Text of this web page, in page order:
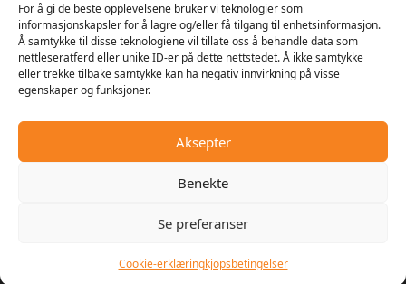
For å gi de beste opplevelsene bruker vi teknologier som
informasjonskapsler for å lagre og/eller få tilgang til enhetsinformasjon.
Å samtykke til disse teknologiene vil tillate oss å behandle data som
nettleseratferd eller unike ID-er på dette nettstedet. Å ikke samtykke
eller trekke tilbake samtykke kan ha negativ innvirkning på visse
egenskaper og funksjoner.
Aksepter
Benekte
Se preferanser
Cookie-erklæringkjopsbetingelser
Verksted
Om oss
Våren 1989 bestemte Ulrik Olseng og Dagfinn
av motorsager og gressklippere. Bedriften fikk
navnet Hagemaskiner AS, og lokalene var den gamle
© 2025 - Digipos AS